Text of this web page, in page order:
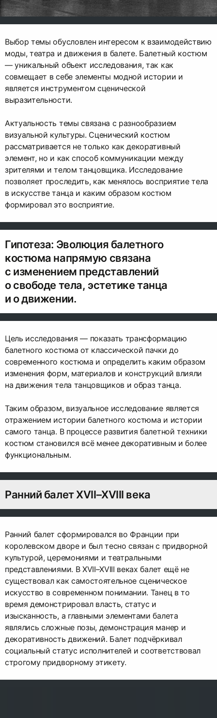
Выбор темы обусловлен интересом к взаимодействию
моды, театра и движения в балете. Балетный костюм
— уникальный объект исследования, так как
совмещает в себе элементы модной истории и
является инструментом сценической
выразительности.
Актуальность темы связана с разнообразием
визуальной культуры. Сценический костюм
рассматривается не только как декоративный
элемент, но и как способ коммуникации между
зрителями и телом танцовщика. Исследование
позволяет проследить, как менялось восприятие тела
в искусстве танца и каким образом костюм
формировал это восприятие.
Гипотеза: Эволюция балетного
костюма напрямую связана
с изменением представлений
о свободе тела, эстетике танца
и о движении.
Цель исследования — показать трансформацию
балетного костюма от классической пачки до
современного костюма и определить каким образом
изменения форм, материалов и конструкций влияли
на движения тела танцовщиков и образ танца.
Таким образом, визуальное исследование является
отражением истории балетного костюма и истории
самого танца. В процессе развития балетной техники
костюм становился всё менее декоративным и более
функциональным.
Ранний балет XVII–XVIII века
Ранний балет сформировался во Франции при
королевском дворе и был тесно связан с придворной
культурой, церемониями и театральными
представлениями. В XVII–XVIII веках балет ещё не
существовал как самостоятельное сценическое
искусство в современном понимании. Танец в то
время демонстрировал власть, статус и
изысканность, а главными элементами балета
являлись сложные позы, демонстрация манер и
декоративность движений. Балет подчёркивал
социальный статус исполнителей и соответствовал
строгому придворному этикету.